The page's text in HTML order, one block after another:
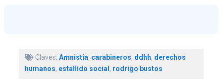
Claves: Amnistía, carabineros, ddhh, derechos
humanos, estallido social, rodrigo bustos